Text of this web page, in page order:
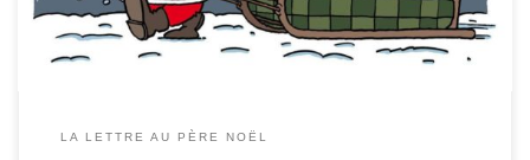
LA LETTRE AU PÈRE NOËL